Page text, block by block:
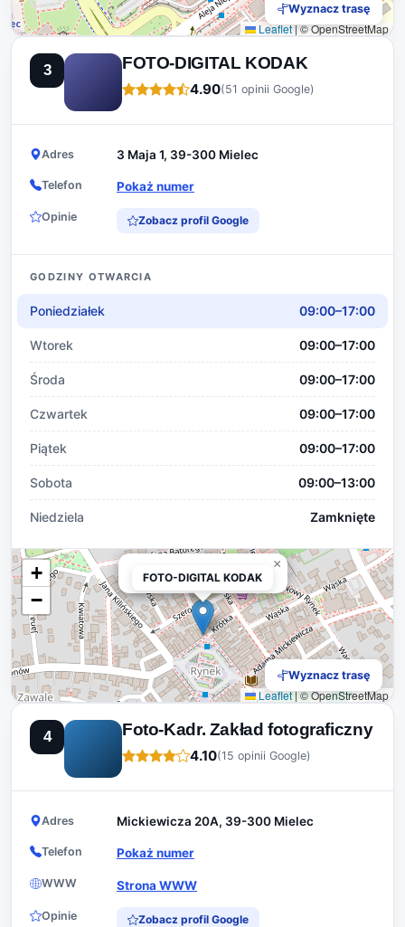
Leaflet|© OpenStreetMap
Wyznacz trasę
3 FOTO-DIGITAL KODAK
4.90(51 opinii Google)
Adres 3 Maja 1, 39-300 Mielec
Telefon Pokaż numer
Opinie Zobacz profil Google
GODZINY OTWARCIA
Poniedziałek 09:00–17:00
Wtorek 09:00–17:00
Środa 09:00–17:00
Czwartek 09:00–17:00
Piątek 09:00–17:00
Sobota 09:00–13:00
Niedziela Zamknięte
FOTO-DIGITAL KODAK
×
+
−
Leaflet|© OpenStreetMap
FOTO-DIGITAL KODAK
Wyznacz trasę
4 Foto-Kadr. Zakład fotograficzny
4.10(15 opinii Google)
Adres Mickiewicza 20A, 39-300 Mielec
Telefon Pokaż numer
WWW Strona WWW
Opinie Zobacz profil Google